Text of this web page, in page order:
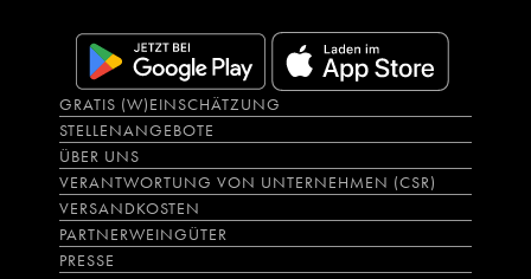
GRATIS (W)EINSCHÄTZUNG
STELLENANGEBOTE
ÜBER UNS
VERANTWORTUNG VON UNTERNEHMEN (CSR)
VERSANDKOSTEN
PARTNERWEINGÜTER
PRESSE